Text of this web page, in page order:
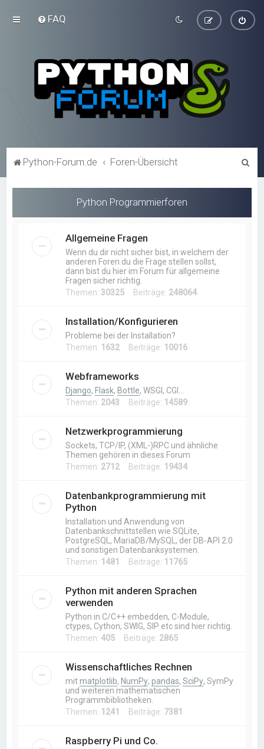
FAQ
Python-Forum.de Foren-Übersicht
Python Programmierforen
Allgemeine Fragen
Wenn du dir nicht sicher bist, in welchem der
anderen Foren du die Frage stellen sollst,
dann bist du hier im Forum für allgemeine
Fragen sicher richtig.
Themen: 30325 Beiträge: 248064
Installation/Konfigurieren
Probleme bei der Installation?
Themen: 1632Beiträge: 10016
Webframeworks
Django, Flask, Bottle, WSGI, CGI…
Themen: 2043 Beiträge: 14589
Netzwerkprogrammierung
Sockets, TCP/IP, (XML-)RPC und ähnliche
Themen gehören in dieses Forum
Themen: 2712Beiträge: 19434
Datenbankprogrammierung mit
Python
Installation und Anwendung von
Datenbankschnittstellen wie SQLite,
PostgreSQL, MariaDB/MySQL, der DB-API 2.0
und sonstigen Datenbanksystemen.
Themen: 1481 Beiträge: 11765
Python mit anderen Sprachen
verwenden
Python in C/C++ embedden, C-Module,
ctypes, Cython, SWIG, SIP etc sind hier richtig.
Themen:405 Beiträge: 2865
Wissenschaftliches Rechnen
mitmatplotlib, NumPy,pandas,SciPy, SymPy
und weiteren mathematischen
Programmbibliotheken.
Themen: 1241 Beiträge: 7381
Raspberry Pi und Co.